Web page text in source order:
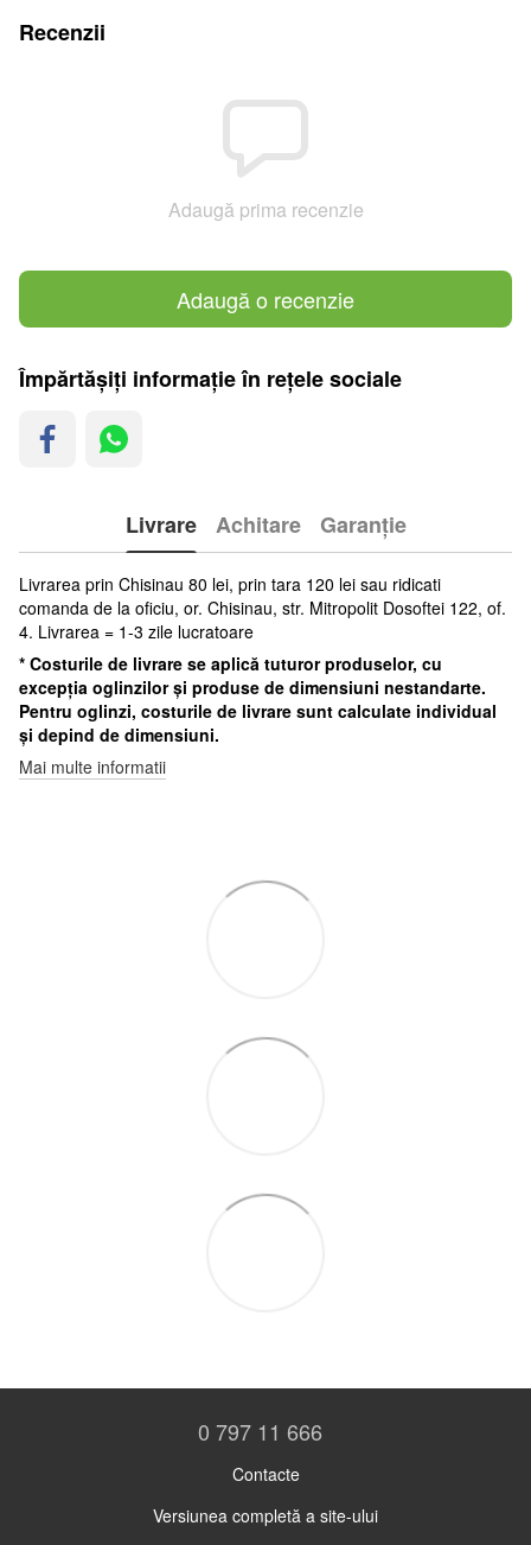
Recenzii
Adaugă prima recenzie
Adaugă o recenzie
Împărtășiți informație în rețele sociale
Livrare Achitare Garanție
Livrarea prin Chisinau 80 lei, prin tara 120 lei sau ridicati
comanda de la oficiu, or. Chisinau, str. Mitropolit Dosoftei 122, of.
4. Livrarea = 1-3 zile lucratoare
* Costurile de livrare se aplică tuturor produselor, cu
excepția oglinzilor și produse de dimensiuni nestandarte.
Pentru oglinzi, costurile de livrare sunt calculate individual
și depind de dimensiuni.
Mai multe informatii
0 797 11 666
Contacte
Versiunea completă a site-ului